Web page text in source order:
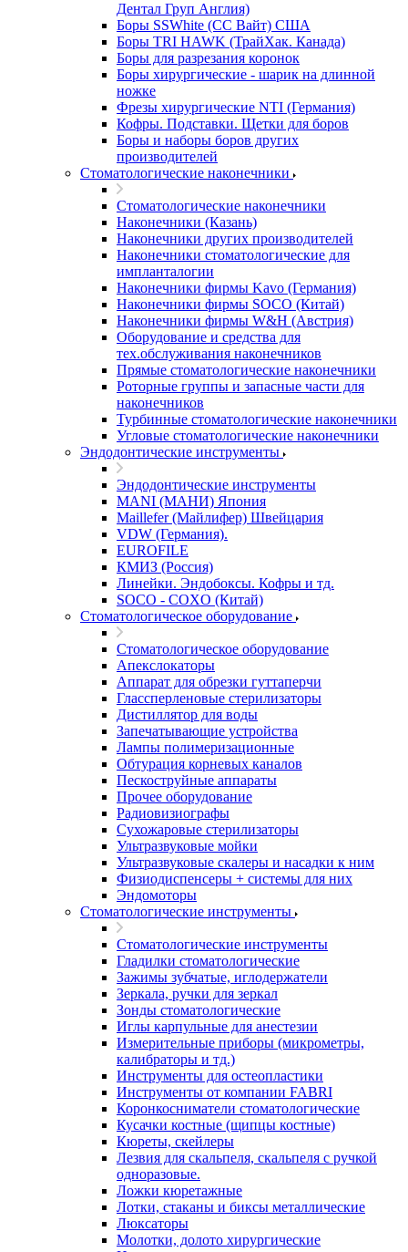
Дентал Груп Англия)
Боры SSWhite (СС Вайт) США
Боры TRI HAWK (ТрайХак. Канада)
Боры для разрезания коронок
Боры хирургические - шарик на длинной
ножке
Фрезы хирургические NTI (Германия)
Кофры. Подставки. Щетки для боров
Боры и наборы боров других
производителей
Стоматологические наконечники
Стоматологические наконечники
Наконечники (Казань)
Наконечники других производителей
Наконечники стоматологические для
импланталогии
Наконечники фирмы Kavo (Германия)
Наконечники фирмы SOCO (Китай)
Наконечники фирмы W&H (Австрия)
Оборудование и средства для
тех.обслуживания наконечников
Прямые стоматологические наконечники
Роторные группы и запасные части для
наконечников
Турбинные стоматологические наконечники
Угловые стоматологические наконечники
Эндодонтические инструменты
Эндодонтические инструменты
MANI (МАНИ) Япония
Maillefer (Майлифер) Швейцария
VDW (Германия).
EUROFILE
КМИЗ (Россия)
Линейки. Эндобоксы. Кофры и тд.
SOCO - COXO (Китай)
Стоматологическое оборудование
Стоматологическое оборудование
Апекслокаторы
Аппарат для обрезки гуттаперчи
Глассперленовые стерилизаторы
Дистиллятор для воды
Запечатывающие устройства
Лампы полимеризационные
Обтурация корневых каналов
Пескоструйные аппараты
Прочее оборудование
Радиовизиографы
Сухожаровые стерилизаторы
Ультразвуковые мойки
Ультразвуковые скалеры и насадки к ним
Физиодиспенсеры + системы для них
Эндомоторы
Стоматологические инструменты
Стоматологические инструменты
Гладилки стоматологические
Зажимы зубчатые, иглодержатели
Зеркала, ручки для зеркал
Зонды стоматологические
Иглы карпульные для анестезии
Измерительные приборы (микрометры,
калибраторы и тд.)
Инструменты для остеопластики
Инструменты от компании FABRI
Коронкосниматели стоматологические
Кусачки костные (щипцы костные)
Кюреты, скейлеры
Лезвия для скальпеля, скальпеля с ручкой
одноразовые.
Ложки кюретажные
Лотки, стаканы и биксы металлические
Люксаторы
Молотки, долото хирургические